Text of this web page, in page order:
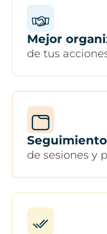
Mejor
de tus
de sesiones y